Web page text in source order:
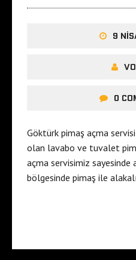
9
0
Göktürk pimaş açma
olan lavabo ve tuvalet
açma servisimiz sayesinde
bölgesinde pimaş ile